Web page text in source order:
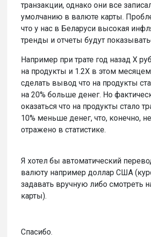
транзакции, однако они все
умолчанию в валюте карты.
что у нас в Беларуси высокая
тренды и отчеты будут
Например при трате год назад Х
на продукты и 1.2Х в этом
сделать вывод что на продукты
на 20% больше денег. Но
оказаться что на продукты стало
10% меньше денег, что, конечно,
отражено в статистике.
Я хотел бы автоматический
валюту например доллар США
задавать вручную либо смотреть
карты).
Спасибо.